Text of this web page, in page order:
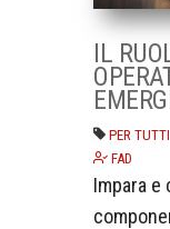
IL
PER TUTTI
FAD
Impara e